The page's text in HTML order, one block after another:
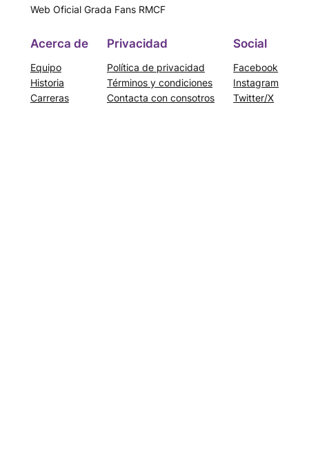
Web Oficial Grada Fans RMCF
Acerca de
Equipo
Historia
Carreras
Privacidad
Política de privacidad
Términos y condiciones
Contacta con consotros
Social
Facebook
Instagram
Twitter/X